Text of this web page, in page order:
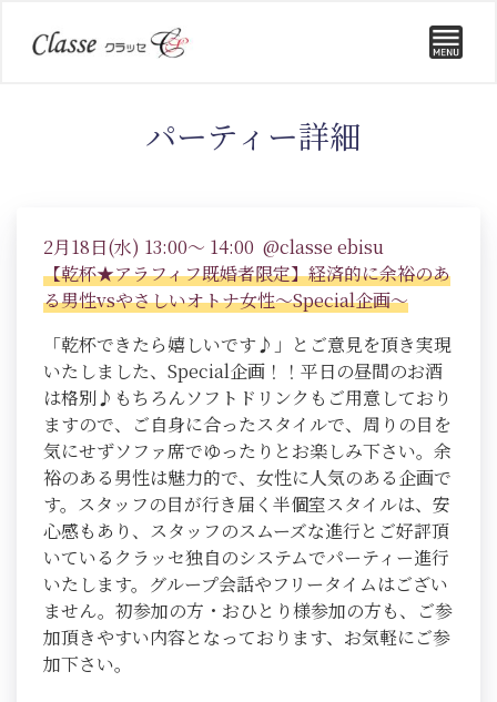
パーティー詳細
2月18日(水) 13:00～ 14:00 @classe ebisu
【乾杯★アラフィフ既婚者限定】経済的に余裕のあ
る男性vsやさしいオトナ女性～Special企画～
「乾杯できたら嬉しいです♪」とご意見を頂き実現
いたしました、Special企画！！平日の昼間のお酒
は格別♪もちろんソフトドリンクもご用意しており
ますので、ご自身に合ったスタイルで、周りの目を
気にせずソファ席でゆったりとお楽しみ下さい。余
裕のある男性は魅力的で、女性に人気のある企画で
す。スタッフの目が行き届く半個室スタイルは、安
心感もあり、スタッフのスムーズな進行とご好評頂
いているクラッセ独自のシステムでパーティー進行
いたします。グループ会話やフリータイムはござい
ません。初参加の方・おひとり様参加の方も、ご参
加頂きやすい内容となっております、お気軽にご参
加下さい。